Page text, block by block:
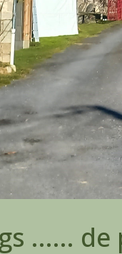
......